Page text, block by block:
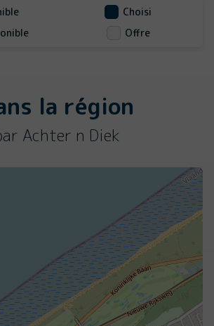
Choisi
Offre
la région
Achter n Diek